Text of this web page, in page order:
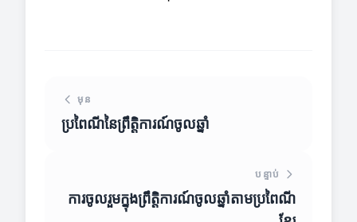
មុន
ប្រពៃណីនៃព្រឹត្តិការណ៍ចូលឆ្នាំ
បន្ទាប់
ការចូលរួមក្នុងព្រឹត្តិការណ៍ចូលឆ្នាំតាមប្រពៃណី